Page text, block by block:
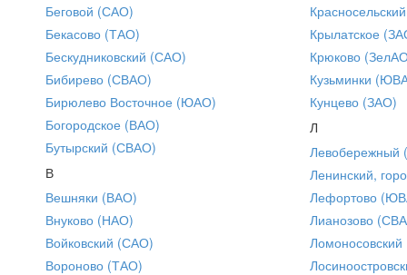
Беговой (САО)
Бекасово (ТАО)
Бескудниковский (САО)
Бибирево (СВАО)
Бирюлево Восточное (ЮАО)
Богородское (ВАО)
Бутырский (СВАО)
В
Вешняки (ВАО)
Внуково (НАО)
Войковский (САО)
Вороново (ТАО)
Крылатское
Крюково
Кузьминки
Кунцево (ЗАО)
Л
Ленинский,
Лефортово
Лианозово